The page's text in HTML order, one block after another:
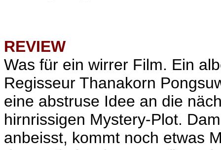
REVIEW
Was für ein wirrer Film. Ein
Regisseur Thanakorn
eine abstruse Idee an die
hirnrissigen Mystery-Plot.
anbeisst, kommt noch etwas